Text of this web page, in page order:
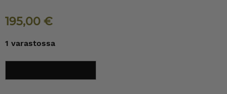
195,00 €
1 varastossa
juustokupu